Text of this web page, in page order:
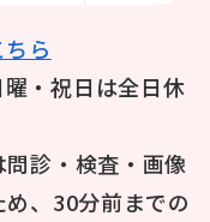
ら
・祝日は全日休
診・検査・画像
、30分前までの